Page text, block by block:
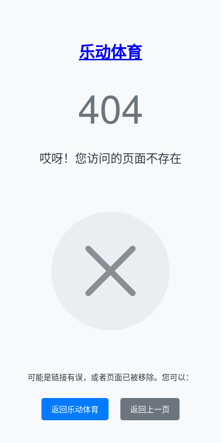
乐动体育
404
哎呀！您访问的页面不存在
可能是链接有误，或者页面已被移除。您可以：
返回乐动体育 返回上一页